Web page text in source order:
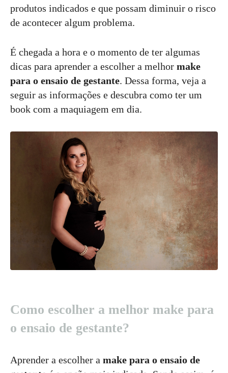
produtos indicados e que possam diminuir o risco
de acontecer algum problema.
É chegada a hora e o momento de ter algumas
dicas para aprender a escolher a melhor make
para o ensaio de gestante. Dessa forma, veja a
seguir as informações e descubra como ter um
book com a maquiagem em dia.
Como escolher a melhor make para
o ensaio de gestante?
Aprender a escolher a make para o ensaio de